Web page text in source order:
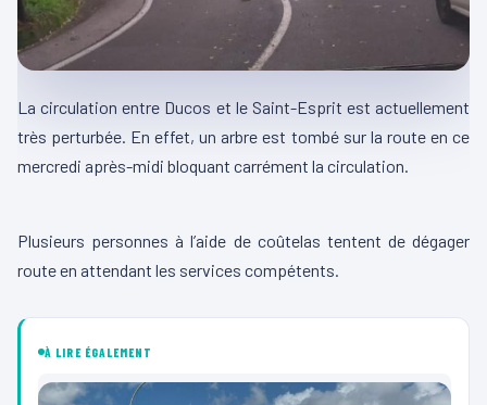
La circulation entre Ducos et le Saint-Esprit est actuellement
très perturbée. En effet, un arbre est tombé sur la route en ce
mercredi après-midi bloquant carrément la circulation.
e
c
e
Plusieurs personnes à l’aide de coûtelas tentent de dégager
route en attendant les services compétents.
À LIRE ÉGALEMENT